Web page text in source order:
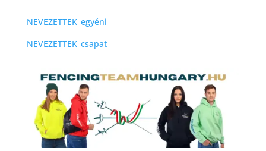
NEVEZETTEK_egyéni
NEVEZETTEK_csapat